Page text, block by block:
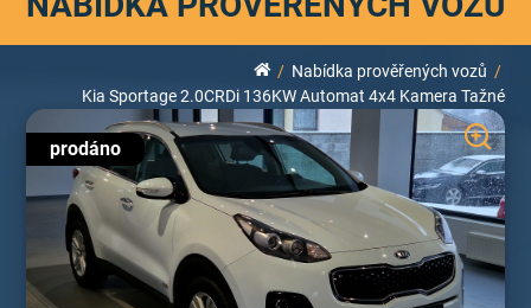
Nabídka prověřených vozů
Kia Sportage 2.0CRDi 136KW Automat 4x4 Kamera Tažné
prodáno